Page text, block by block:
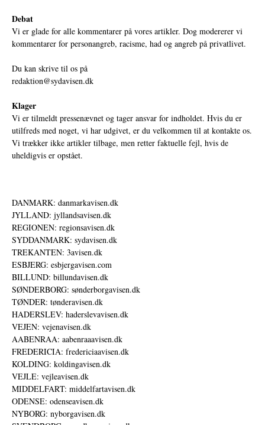
Debat
Vi er glade for alle kommentarer på vores artikler. Dog modererer vi
kommentarer for personangreb, racisme, had og angreb på privatlivet.
Du kan skrive til os på
redaktion@sydavisen.dk
Klager
Vi er tilmeldt pressenævnet og tager ansvar for indholdet. Hvis du er
utilfreds med noget, vi har udgivet, er du velkommen til at kontakte os.
Vi trækker ikke artikler tilbage, men retter faktuelle fejl, hvis de
uheldigvis er opstået.
DANMARK: danmarkavisen.dk
JYLLAND: jyllandsavisen.dk
REGIONEN: regionsavisen.dk
SYDDANMARK: sydavisen.dk
TREKANTEN: 3avisen.dk
ESBJERG: esbjergavisen.com
BILLUND: billundavisen.dk
SØNDERBORG: sønderborgavisen.dk
TØNDER: tønderavisen.dk
HADERSLEV: haderslevavisen.dk
VEJEN: vejenavisen.dk
AABENRAA: aabenraaavisen.dk
FREDERICIA: fredericiaavisen.dk
KOLDING: koldingavisen.dk
VEJLE: vejleavisen.dk
MIDDELFART: middelfartavisen.dk
ODENSE: odenseavisen.dk
NYBORG: nyborgavisen.dk